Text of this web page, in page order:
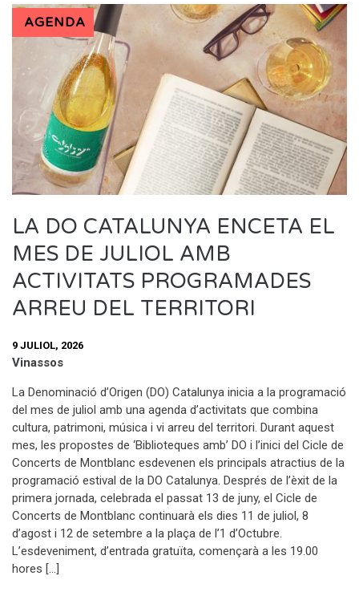
AGENDA
LA DO CATALUNYA ENCETA EL
MES DE JULIOL AMB
ACTIVITATS PROGRAMADES
ARREU DEL TERRITORI
9 JULIOL, 2026
Vinassos
La Denominació d’Origen (DO) Catalunya inicia a la programació
del mes de juliol amb una agenda d’activitats que combina
cultura, patrimoni, música i vi arreu del territori. Durant aquest
mes, les propostes de ‘Biblioteques amb’ DO i l’inici del Cicle de
Concerts de Montblanc esdevenen els principals atractius de la
programació estival de la DO Catalunya. Després de l’èxit de la
primera jornada, celebrada el passat 13 de juny, el Cicle de
Concerts de Montblanc continuarà els dies 11 de juliol, 8
d’agost i 12 de setembre a la plaça de l’1 d’Octubre.
L’esdeveniment, d’entrada gratuïta, començarà a les 19.00
hores […]